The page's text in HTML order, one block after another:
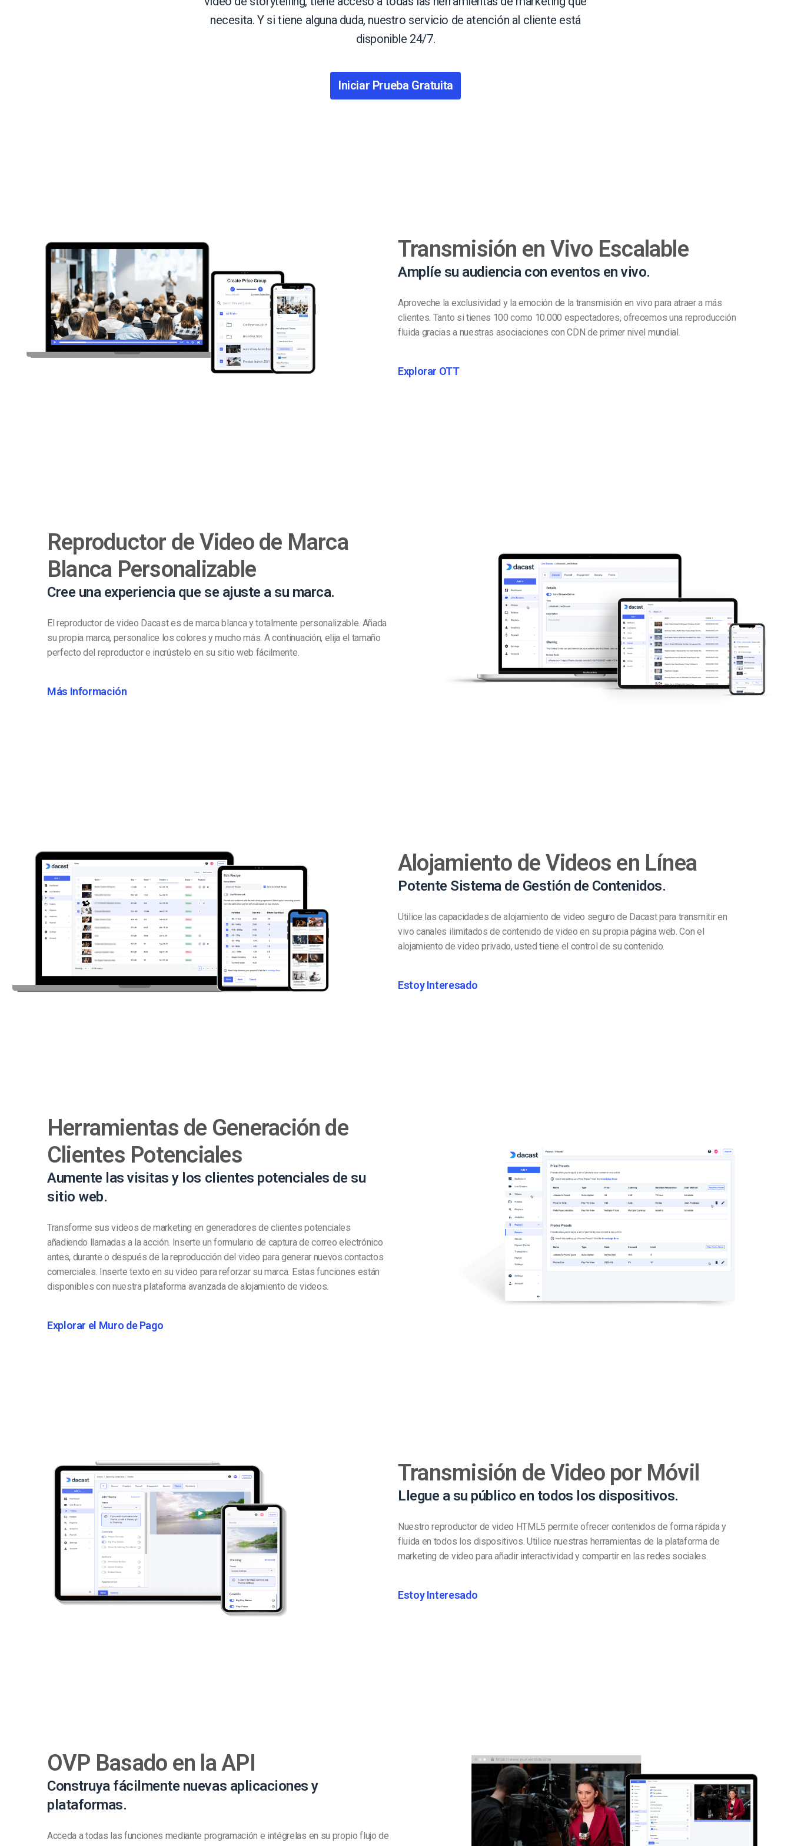
Privacidad y Seguridad
Marketing de Video
Aprendizaje en Línea
Emisoras de Radio y Televisión
necesita. Y si tiene alguna duda, nuestro servicio de atención al cliente está
disponible 24/7.
Iniciar Prueba Gratuita
Transmisión en Vivo Escalable
Amplíe su audiencia con eventos en vivo.
Aproveche la exclusividad y la emoción de la transmisión en vivo para atraer a más
clientes. Tanto si tienes 100 como 10.000 espectadores, ofrecemos una reproducción
fluida gracias a nuestras asociaciones con CDN de primer nivel mundial.
Explorar OTT
Reproductor de Video de Marca
Blanca Personalizable
Cree una experiencia que se ajuste a su marca.
El reproductor de video Dacast es de marca blanca y totalmente personalizable. Añada
su propia marca, personalice los colores y mucho más. A continuación, elija el tamaño
perfecto del reproductor e incrústelo en su sitio web fácilmente.
Más Información
Alojamiento de Videos en Línea
Potente Sistema de Gestión de Contenidos.
Utilice las capacidades de alojamiento de video seguro de Dacast para transmitir en
vivo canales ilimitados de contenido de video en su propia página web. Con el
alojamiento de video privado, usted tiene el control de su contenido.
Estoy Interesado
Herramientas de Generación de
Clientes Potenciales
Aumente las visitas y los clientes potenciales de su
sitio web.
Transforme sus videos de marketing en generadores de clientes potenciales
añadiendo llamadas a la acción. Inserte un formulario de captura de correo electrónico
antes, durante o después de la reproducción del video para generar nuevos contactos
comerciales. Inserte texto en su video para reforzar su marca. Estas funciones están
disponibles con nuestra plataforma avanzada de alojamiento de videos.
Explorar el Muro de Pago
Transmisión de Video por Móvil
Llegue a su público en todos los dispositivos.
Nuestro reproductor de video HTML5 permite ofrecer contenidos de forma rápida y
fluida en todos los dispositivos. Utilice nuestras herramientas de la plataforma de
marketing de video para añadir interactividad y compartir en las redes sociales.
Estoy Interesado
OVP Basado en la API
Construya fácilmente nuevas aplicaciones y
plataformas.
Acceda a todas las funciones mediante programación e intégrelas en su propio flujo de